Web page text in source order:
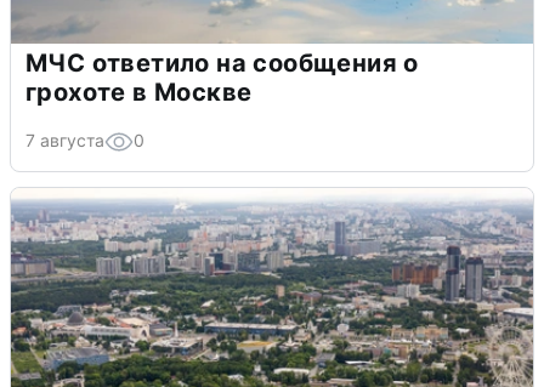
МЧС ответило на сообщения о
грохоте в Москве
7 августа 0